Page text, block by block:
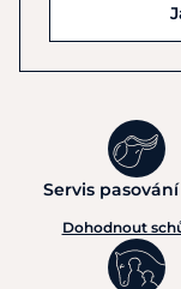
Servis
Dohodnout